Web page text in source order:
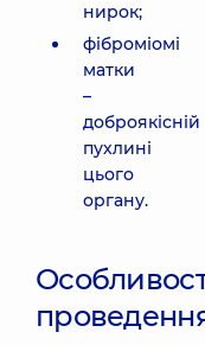
нирок;
фіброміомі
матки
–
доброякісній
пухлині
цього
органу.